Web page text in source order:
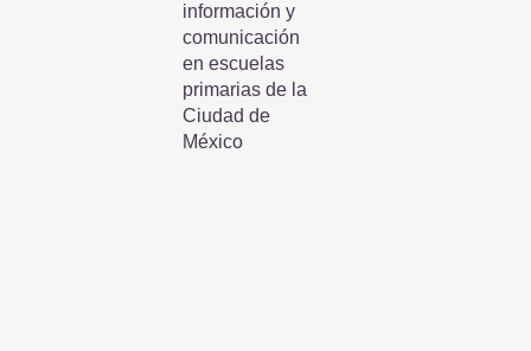
información y
comunicación
en escuelas
primarias de la
Ciudad de
México